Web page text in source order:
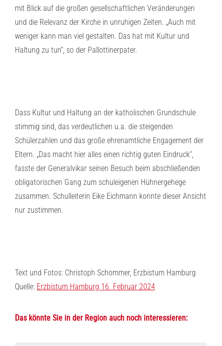
mit Blick auf die großen gesellschaftlichen Veränderungen
und die Relevanz der Kirche in unruhigen Zeiten. „Auch mit
weniger kann man viel gestalten. Das hat mit Kultur und
Haltung zu tun“, so der Pallottinerpater.
Dass Kultur und Haltung an der katholischen Grundschule
stimmig sind, das verdeutlichen u.a. die steigenden
Schülerzahlen und das große ehrenamtliche Engagement der
Eltern. „Das macht hier alles einen richtig guten Eindruck“,
fasste der Generalvikar seinen Besuch beim abschließenden
obligatorischen Gang zum schuleigenen Hühnergehege
zusammen. Schulleiterin Eike Eichmann konnte dieser Ansicht
nur zustimmen.
Text und Fotos: Christoph Schommer, Erzbistum Hamburg
Quelle: Erzbistum Hamburg 16. Februar 2024
Das könnte Sie in der Region auch noch interessieren: